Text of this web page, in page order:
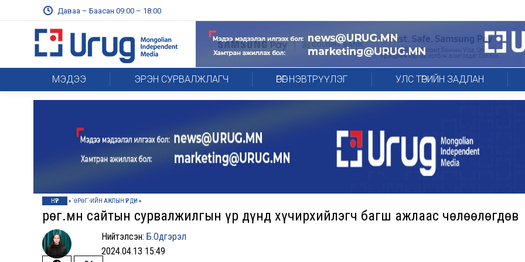
Даваа – Баасан 09:00 – 18:00
МЭДЭЭ ЭРЭН СУРВАЛЖЛАГЧ ӨРӨГ НЭВТРҮҮЛЭГ УЛС ТӨРИЙН ЗАДЛАН
НҮҮР » `ӨРӨГ`-ИЙН АЖЛЫН ҮР ДҮН »
Өрөг.мн сайтын сурвалжилгын үр дүнд хүчирхийлэгч багш ажлаас чөлөөлөгдөв
Нийтэлсэн:Б.Одгэрэл
2024.04.13 15:49